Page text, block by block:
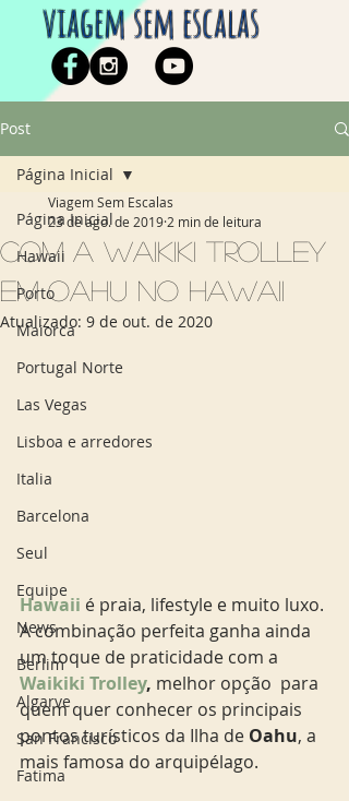
viagem sem escalas
Post
Página Inicial
Hawaii
Porto
Maiorca
Portugal Norte
Las Vegas
Lisboa e arredores
Italia
Barcelona
Seul
Equipe
News
Berlim
Algarve
San Francisco
Fatima
Página Inicial
Com a Waikiki Trolley
em Oahu no Hawaii
Viagem Sem Escalas
23 de ago. de 2019 2 min de leitura
Atualizado: 9 de out. de 2020
Hawaii é praia, lifestyle e muito luxo.
A combinação perfeita ganha ainda
um toque de praticidade com a
Waikiki Trolley, melhor opção  para
quem quer conhecer os principais
pontos turísticos da Ilha de Oahu, a
mais famosa do arquipélago.